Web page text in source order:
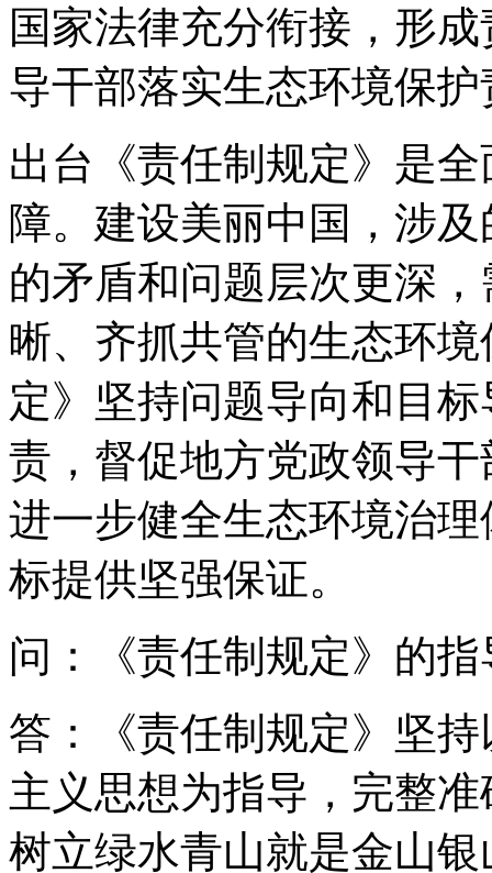
国家法律充分衔接，形
导干部落实生态环境保
出台《责任制规定》是
障。建设美丽中国，涉
的矛盾和问题层次更深
晰、齐抓共管的生态环
定》坚持问题导向和目
责，督促地方党政领导
进一步健全生态环境治
标提供坚强保证。
问：《责任制规定》的
答：《责任制规定》坚
主义思想为指导，完整
树立绿水青山就是金山